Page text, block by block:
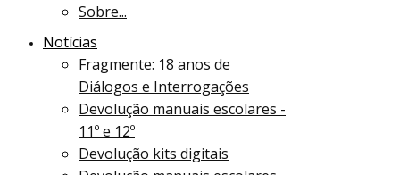
Sobre...
Notícias
Fragmente: 18 anos de
Diálogos e Interrogações
Devolução manuais escolares -
11º e 12º
Devolução kits digitais